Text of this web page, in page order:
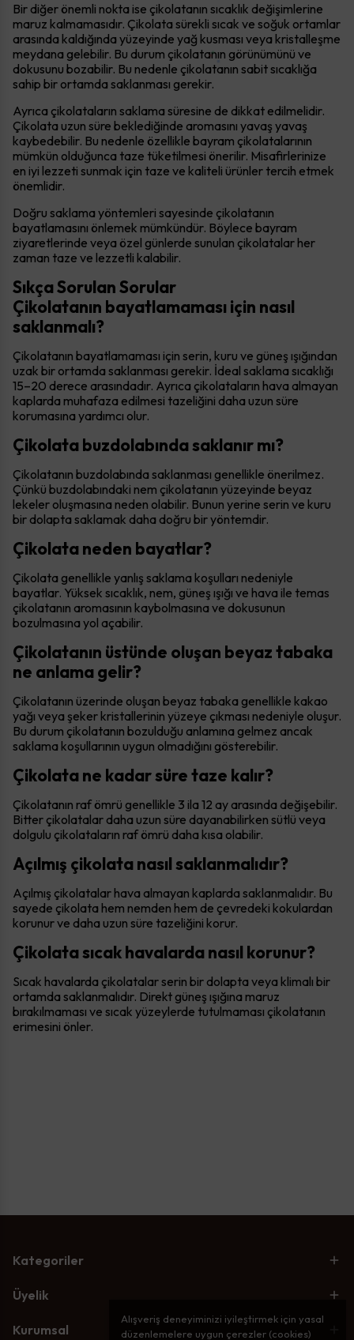
Alışveriş deneyiminizi iyileştirmek için yasal
düzenlemelere uygun çerezler (cookies)
Bir diğer önemli nokta ise çikolatanın sıcaklık değişimlerine
maruz kalmamasıdır. Çikolata sürekli sıcak ve soğuk ortamlar
arasında kaldığında yüzeyinde yağ kusması veya kristalleşme
meydana gelebilir. Bu durum çikolatanın görünümünü ve
dokusunu bozabilir. Bu nedenle çikolatanın sabit sıcaklığa
sahip bir ortamda saklanması gerekir.
Ayrıca çikolataların saklama süresine de dikkat edilmelidir.
Çikolata uzun süre beklediğinde aromasını yavaş yavaş
kaybedebilir. Bu nedenle özellikle bayram çikolatalarının
mümkün olduğunca taze tüketilmesi önerilir. Misafirlerinize
en iyi lezzeti sunmak için taze ve kaliteli ürünler tercih etmek
önemlidir.
Doğru saklama yöntemleri sayesinde çikolatanın
bayatlamasını önlemek mümkündür. Böylece bayram
ziyaretlerinde veya özel günlerde sunulan çikolatalar her
zaman taze ve lezzetli kalabilir.
Sıkça Sorulan Sorular
Çikolatanın bayatlamaması için nasıl
saklanmalı?
Çikolatanın bayatlamaması için serin, kuru ve güneş ışığından
uzak bir ortamda saklanması gerekir. İdeal saklama sıcaklığı
15–20 derece arasındadır. Ayrıca çikolataların hava almayan
kaplarda muhafaza edilmesi tazeliğini daha uzun süre
korumasına yardımcı olur.
Çikolata buzdolabında saklanır mı?
Çikolatanın buzdolabında saklanması genellikle önerilmez.
Çünkü buzdolabındaki nem çikolatanın yüzeyinde beyaz
lekeler oluşmasına neden olabilir. Bunun yerine serin ve kuru
bir dolapta saklamak daha doğru bir yöntemdir.
Çikolata neden bayatlar?
Çikolata genellikle yanlış saklama koşulları nedeniyle
bayatlar. Yüksek sıcaklık, nem, güneş ışığı ve hava ile temas
çikolatanın aromasının kaybolmasına ve dokusunun
bozulmasına yol açabilir.
Çikolatanın üstünde oluşan beyaz tabaka
ne anlama gelir?
Çikolatanın üzerinde oluşan beyaz tabaka genellikle kakao
yağı veya şeker kristallerinin yüzeye çıkması nedeniyle oluşur.
Bu durum çikolatanın bozulduğu anlamına gelmez ancak
saklama koşullarının uygun olmadığını gösterebilir.
Çikolata ne kadar süre taze kalır?
Çikolatanın raf ömrü genellikle 3 ila 12 ay arasında değişebilir.
Bitter çikolatalar daha uzun süre dayanabilirken sütlü veya
dolgulu çikolataların raf ömrü daha kısa olabilir.
Açılmış çikolata nasıl saklanmalıdır?
Açılmış çikolatalar hava almayan kaplarda saklanmalıdır. Bu
sayede çikolata hem nemden hem de çevredeki kokulardan
korunur ve daha uzun süre tazeliğini korur.
Çikolata sıcak havalarda nasıl korunur?
Sıcak havalarda çikolatalar serin bir dolapta veya klimalı bir
ortamda saklanmalıdır. Direkt güneş ışığına maruz
bırakılmaması ve sıcak yüzeylerde tutulmaması çikolatanın
erimesini önler.
Kategoriler
Üyelik
Kurumsal